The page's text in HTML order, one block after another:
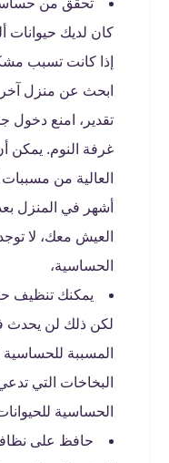
تحقق من حساسية
كان لديك حيوانات
إذا كانت تسبب
ابحث عن منزل
تقدير، امنع دخول
غرفة النوم. يمكن
العالية من
أشهر في المنزل
العيش معك، لا
الحساسية،
يمكنك تنظيف
لكن ذلك لن يحدث
المسببة للحساسية
البخاخات التي
الحساسية
حافظ على